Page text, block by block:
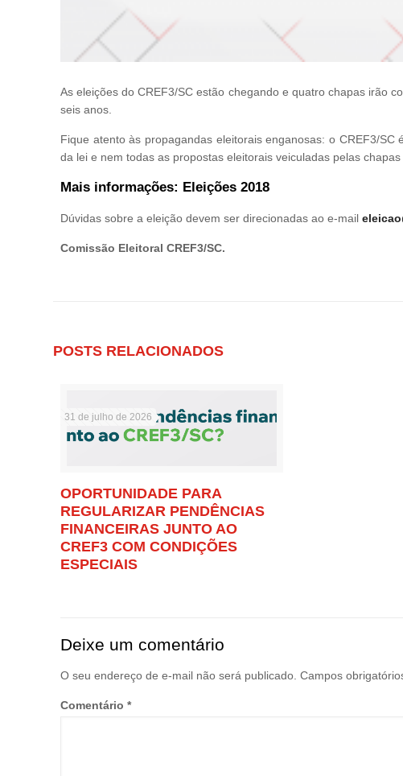
As eleições do CREF3/SC estão chegando e quatro chapas irão
seis anos.
Fique atento às propagandas eleitorais enganosas: o CREF3/
da lei e nem todas as propostas eleitorais veiculadas pelas
Mais informações: Eleições 2018
Dúvidas sobre a eleição devem ser direcionadas ao e-mail
Comissão Eleitoral CREF3/SC.
POSTS RELACIONADOS
31 de julho de 2026
OPORTUNIDADE PARA
REGULARIZAR PENDÊNCIAS
FINANCEIRAS JUNTO AO
CREF3 COM CONDIÇÕES
ESPECIAIS
Deixe um comentário
O seu endereço de e-mail não será publicado. Campos
Comentário *